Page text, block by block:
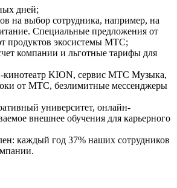
дней;
на выбор сотрудника, например, на
Специальные предложения от
продуктов экосистемы МТС;
компании и льготные тарифы для
кинотеатр KION, сервис МТС Музыка,
от МТС, безлимитные мессенджеры
университет, онлайн-
внешнее обучения для карьерного
каждый год 37% наших сотрудников